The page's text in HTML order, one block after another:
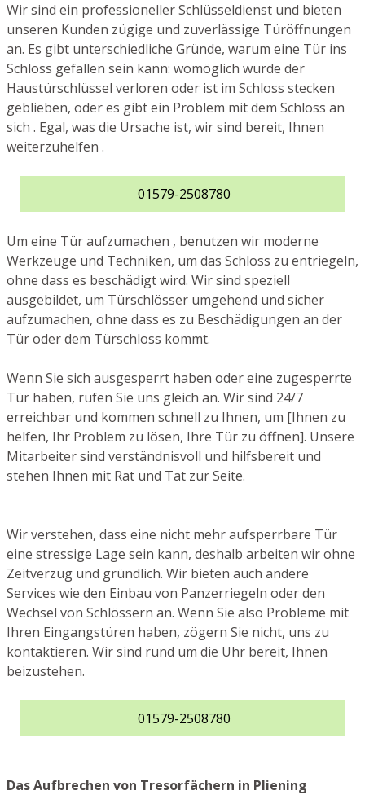
Wir sind ein professioneller Schlüsseldienst und bieten
unseren Kunden zügige und zuverlässige Türöffnungen
an. Es gibt unterschiedliche Gründe, warum eine Tür ins
Schloss gefallen sein kann: womöglich wurde der
Haustürschlüssel verloren oder ist im Schloss stecken
geblieben, oder es gibt ein Problem mit dem Schloss an
sich . Egal, was die Ursache ist, wir sind bereit, Ihnen
weiterzuhelfen .
01579-2508780
Um eine Tür aufzumachen , benutzen wir moderne
Werkzeuge und Techniken, um das Schloss zu entriegeln,
ohne dass es beschädigt wird. Wir sind speziell
ausgebildet, um Türschlösser umgehend und sicher
aufzumachen, ohne dass es zu Beschädigungen an der
Tür oder dem Türschloss kommt.
Wenn Sie sich ausgesperrt haben oder eine zugesperrte
Tür haben, rufen Sie uns gleich an. Wir sind 24/7
erreichbar und kommen schnell zu Ihnen, um [Ihnen zu
helfen, Ihr Problem zu lösen, Ihre Tür zu öffnen]. Unsere
Mitarbeiter sind verständnisvoll und hilfsbereit und
stehen Ihnen mit Rat und Tat zur Seite.
Wir verstehen, dass eine nicht mehr aufsperrbare Tür
eine stressige Lage sein kann, deshalb arbeiten wir ohne
Zeitverzug und gründlich. Wir bieten auch andere
Services wie den Einbau von Panzerriegeln oder den
Wechsel von Schlössern an. Wenn Sie also Probleme mit
Ihren Eingangstüren haben, zögern Sie nicht, uns zu
kontaktieren. Wir sind rund um die Uhr bereit, Ihnen
beizustehen.
01579-2508780
Das Aufbrechen von Tresorfächern in Pliening